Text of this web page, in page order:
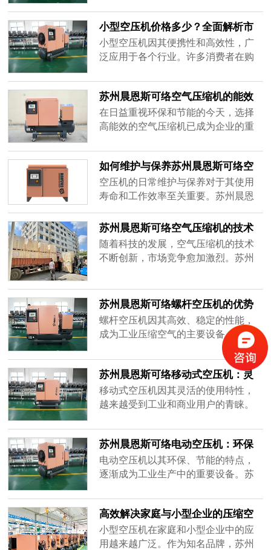
用......
南。选择要点1.使用场景：明确空压机
的使用场景，如工业、汽车维修或家
居等。移动式空压机适合需要频繁移
动的场合。2.气压需求：根据具体需求
之间的设备适合大多数场景。3.流量要
求......
小型空压机价格多少？全面解析市
场行情
小型空压机因其便携性和高效性，广
泛应用于各个行业。许多消费者在购
解析小型空压机的市场行情，帮助您
做出明智的选择。价格因素分析1.品牌
效应：知名品牌通常价格较高，但质
量和售后服务更有保障，如苏州晨恩
流量、功率等参数直接影响价格，性
能......
苏州晨恩斯可络空气压缩机的能效
对比分析
在日益重视环保和节能的今天，选择
高能效的空气压缩机已成为企业的重
气压缩机的能效进行分析，并与市场
上其他品牌进行对比，帮助用户做出
明智的购买决策。苏州晨恩斯可络的
能效优势1.节能设计：采用先进的节能
降低能耗。2.智能控制系统：通过智能
控......
如何维护与保养苏州晨恩斯可络空
压机
空压机的日常维护与保养对于其使用
寿命和工作效率至关重要。苏州晨恩
斯可络提供了系统的维护与保养指
南，帮助用户保持设备的最佳状态。
本文将介绍空压机的日常维护、常见
故障及解决方案。日常维护1.定期检
查：定期检查油位、空气滤清器和水
散热片......
苏州晨恩斯可络空气压缩机的技术
创新与发展
随着科技的发展，空气压缩机的技术
不断创新，市场竞争愈加激烈。苏州
探讨苏州晨恩斯可络在空气压缩机领
域的技术创新与发展。技术创新1.智能
控制系统：苏州晨恩斯可络采用先进
的智能控制系统，能够实时监测设备
运行状态，自动调整工作参数，提高
效率......
苏州晨恩斯可络螺杆空压机的优势
与选择指南
螺杆空压机因其高效、稳定的性能，
成为工业压缩空气的主要设备。苏州
晨恩斯可络的螺杆空压机在市场上受
到广泛好评。本文将探讨螺杆空压机
的优势及如何选择合适的型号。螺杆
空压机的主要特点1.高效节能：采用双
螺杆压缩技术，效率更高，能耗更
低，适合对环境要求较高的场所使
用。3.......
苏州晨恩斯可络移动式空压机：灵
活高效的空气解决方案
移动式空压机因其灵活的使用特性，
越来越受到工业和商业用户的青睐。
高效、便携的特点，广泛应用于各类
施工和维修现场。本文将介绍苏州晨
恩斯可络移动式空压机的优势、应用
场景及选购建议。移动式空压机的主
凑，配备轮子和手柄，方便在不同工
作场......
苏州晨恩斯可络电动空压机：环保
节能的压缩空气解决方案
电动空压机以其环保、节能的特点，
逐渐成为工业生产中的重要设备。苏
效、稳定的性能，广泛应用于各类工
业场景。本文将详细介绍苏州晨恩斯
可络电动空压机的优势、应用及其选
购指南，帮助用户选择适合的产品。
高效解决家庭与小型企业的压缩空
气需求
小型空压机在家庭和小型企业中的应
用越来越广泛。作为知名品牌，苏州